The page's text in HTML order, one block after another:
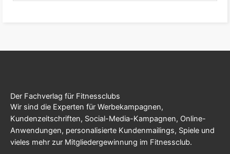
Der Fachverlag für Fitnessclubs
Wir sind die Experten für Werbekampagnen,
Kundenzeitschriften, Social-Media-Kampagnen, Online-
Anwendungen, personalisierte Kundenmailings, Spiele und
vieles mehr zur Mitgliedergewinnung im Fitnessclub.